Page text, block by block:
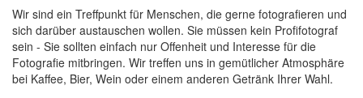
Wir sind ein Treffpunkt für Menschen, die gerne fotografieren und
sich darüber austauschen wollen. Sie müssen kein Profifotograf
sein - Sie sollten einfach nur Offenheit und Interesse für die
Fotografie mitbringen. Wir treffen uns in gemütlicher Atmosphäre
bei Kaffee, Bier, Wein oder einem anderen Getränk Ihrer Wahl.